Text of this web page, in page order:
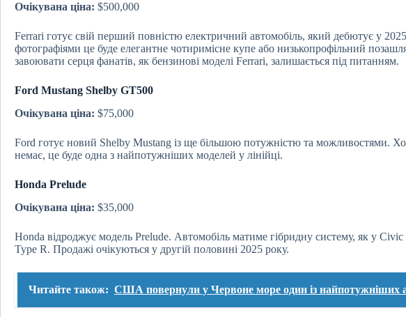
Очікувана ціна: $500,000
Ferrari готує свій перший повністю електричний автомобіль, який дебютує у
фотографіями це буде елегантне чотиримісне купе або низькопрофільний
завоювати серця фанатів, як бензинові моделі Ferrari, залишається під питанням.
Ford Mustang Shelby GT500
Очікувана ціна: $75,000
Ford готує новий Shelby Mustang із ще більшою потужністю та можливостями.
немає, це буде одна з найпотужніших моделей у лінійці.
Honda Prelude
Очікувана ціна: $35,000
Honda відроджує модель Prelude. Автомобіль матиме гібридну систему, як у Civic
Type R. Продажі очікуються у другій половині 2025 року.
Читайте також: США повернули у Червоне море один із найпотужніших